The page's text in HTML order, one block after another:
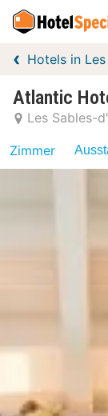
Hotels in
Atlantic
Les Sables-
Zimmer